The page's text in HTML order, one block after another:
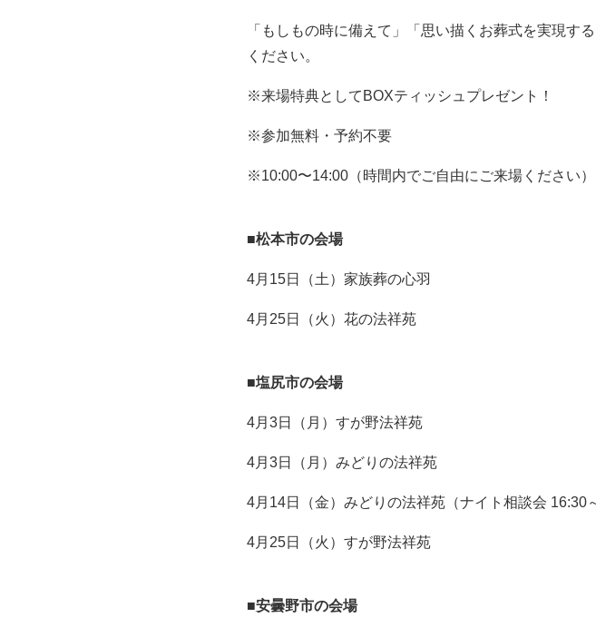
「もしもの時に備えて」「思い描くお葬式を実現す
ください。
※来場特典としてBOXティッシュプレゼント！
※参加無料・予約不要
※10:00〜14:00（時間内でご自由にご来場ください）
■松本市の会場
4月15日（土）家族葬の心羽
4月25日（火）花の法祥苑
■塩尻市の会場
4月3日（月）すが野法祥苑
4月3日（月）みどりの法祥苑
4月14日（金）みどりの法祥苑（ナイト相談会 16:30
4月25日（火）すが野法祥苑
■安曇野市の会場